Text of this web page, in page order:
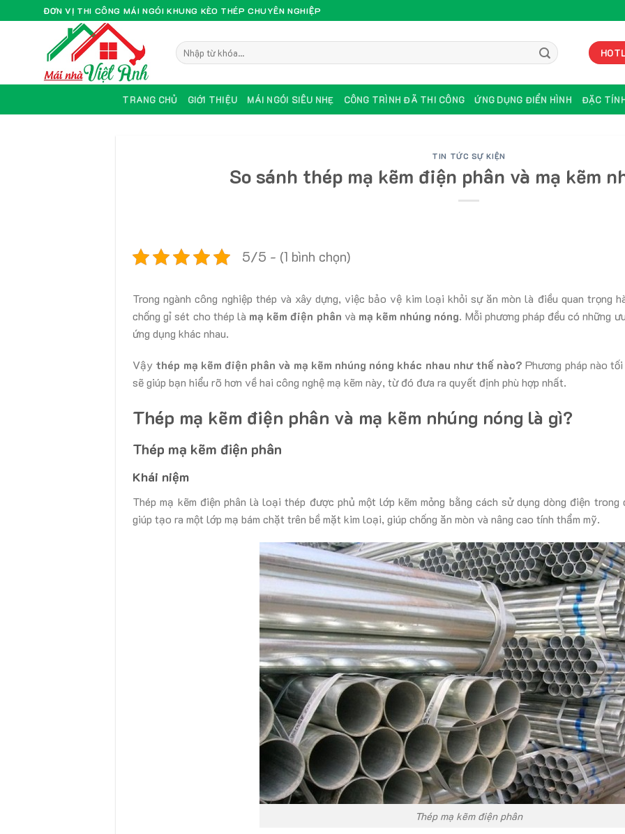
to
ĐƠN VỊ THI CÔNG MÁI NGÓI KHUNG KÈO THÉP CHUYÊN NGHIỆP
TRANG CHỦ GIỚI THIỆU MÁI NGÓI SIÊU NHẸ CÔNG TRÌNH ĐÃ THI CÔNG ỨNG DỤNG ĐIỂN HÌNH ĐẶC
TIN TỨC SỰ KIỆN
So sánh thép mạ kẽm điện phân và mạ kẽm
5/5 - (1 bình chọn)
Trong ngành công nghiệp thép và xây dựng, việc bảo vệ kim loại khỏi sự ăn mòn là điều quan trọng
chống gỉ sét cho thép là mạ kẽm điện phân và mạ kẽm nhúng nóng. Mỗi phương pháp đều có những
ứng dụng khác nhau.
Vậy thép mạ kẽm điện phân và mạ kẽm nhúng nóng khác nhau như thế nào? Phương pháp nào
sẽ giúp bạn hiểu rõ hơn về hai công nghệ mạ kẽm này, từ đó đưa ra quyết định phù hợp nhất.
Thép mạ kẽm điện phân và mạ kẽm nhúng nóng là gì?
Thép mạ kẽm điện phân
Khái niệm
Thép mạ kẽm điện phân là loại thép được phủ một lớp kẽm mỏng bằng cách sử dụng dòng điện trong
giúp tạo ra một lớp mạ bám chặt trên bề mặt kim loại, giúp chống ăn mòn và nâng cao tính thẩm mỹ.
Thép mạ kẽm điện phân